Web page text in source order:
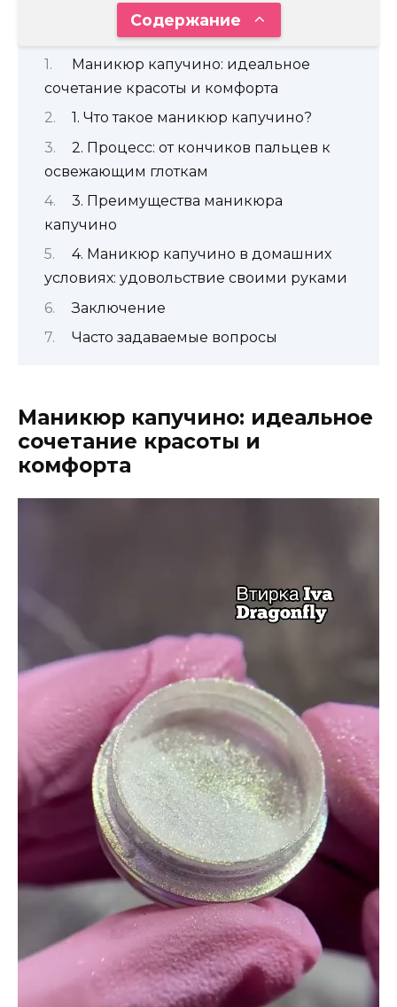
Содержание
Маникюр капучино: идеальное
сочетание красоты и комфорта
1. Что такое маникюр капучино?
2. Процесс: от кончиков пальцев к
освежающим глоткам
3. Преимущества маникюра
капучино
4. Маникюр капучино в домашних
условиях: удовольствие своими руками
Заключение
Часто задаваемые вопросы
Маникюр капучино: идеальное
сочетание красоты и
комфорта